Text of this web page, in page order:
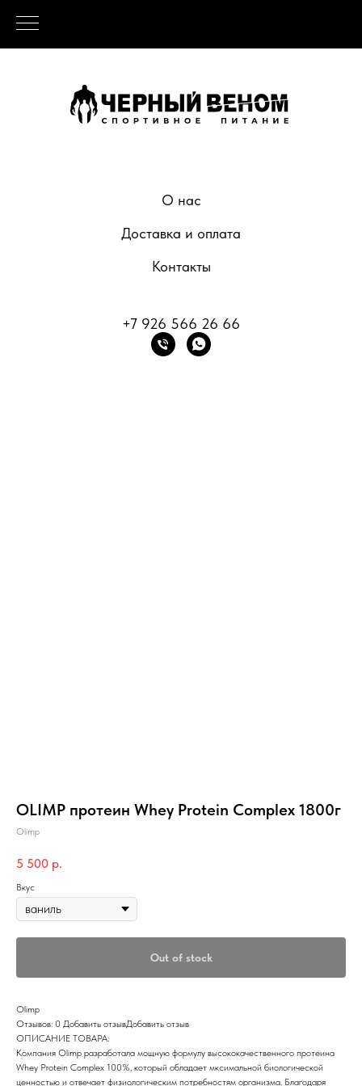
О нас
Доставка и оплата
Контакты
+7 926 566 26 66
OLIMP протеин Whey Protein Complex 1800г
Olimp
5 500 р.
Вкус
Out of stock
Olimp
Отзывов: 0 Добавить отзывДобавить отзыв
ОПИСАНИЕ ТОВАРА:
Компания Olimp разработала мощную формулу высококачественного протеина
Whey Protein Complex 100%, который обладает мксимальной биологической
ценностью и отвечает физиологическим потребностям организма. Благодаря